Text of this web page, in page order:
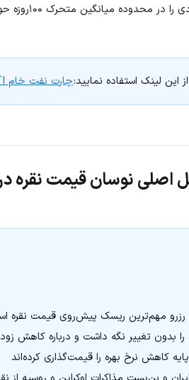
چارت نفت خام WTI
اصلی نوسان قیمت نقره
رزرو مهم‌ترین ریسک پیش‌روی قیمت نقره
را بدون تغییر نگه داشت و درباره کاهش